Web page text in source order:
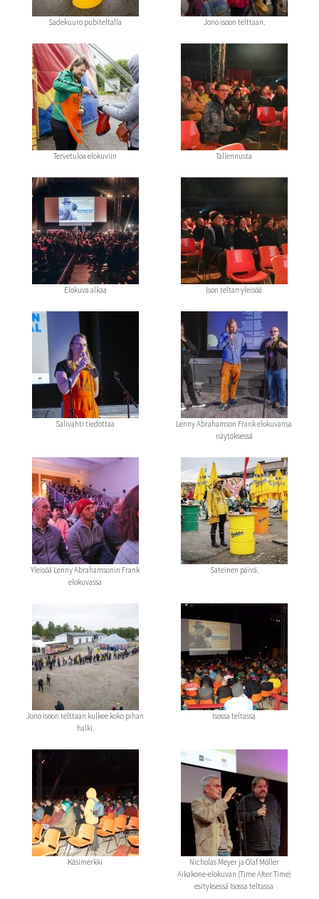
Sadekuuro pubiteltalla Jono isoon telttaan.
Tervetuloa elokuviin Tallennusta
Elokuva alkaa Ison teltan yleisöä
Salivahti tiedottaa
Lenny Abrahamson Frank elokuvansa
näytöksessä
Yleisöä Lenny Abrahamsonin Frank
elokuvassa
Sateinen päivä.
Jono isoon telttaan kulkee koko pihan
halki.
Isossa teltassa
Käsimerkki
Nicholas Meyer ja Olaf Möller
Aikakone-elokuvan (Time After Time)
esityksessä Isossa teltassa